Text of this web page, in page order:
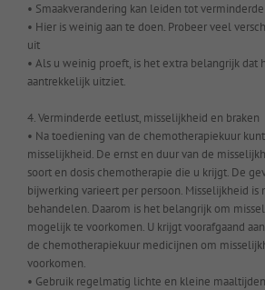
• Smaakverandering kan leiden tot
• Hier is weinig aan te doen. Probeer veel
uit
• Als u weinig proeft, is het extra belangrijk dat
aantrekkelijk uitziet.
4. Verminderde eetlust, misselijkheid en braken
• Na toediening van de chemotherapiekuur
misselijkheid. De ernst en duur van de
soort en dosis chemotherapie die u krijgt. De
bijwerking varieert per persoon. Misselijkheid is
behandelen. Daarom is het belangrijk om
mogelijk te voorkomen. U krijgt voorafgaand
de chemotherapiekuur medicijnen om
voorkomen.
• Gebruik regelmatig lichte en kleine